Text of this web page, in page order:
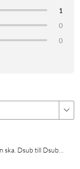
1
0
0
ska. Dsub till Dsub…